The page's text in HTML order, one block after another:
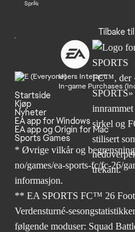
Språk
Tilbake
Users Interact
In-game Purchases
Startside
Kjøp
Nyheter
EA app for Windows
EA app og Origin for Mac
Sports Games
* Øvrige vilkår og
no/games/ea-sports-fc/fc-26/
informasjon.
** EA SPORTS FC™ 26
Verdensturné-
følgende moduser: Squad